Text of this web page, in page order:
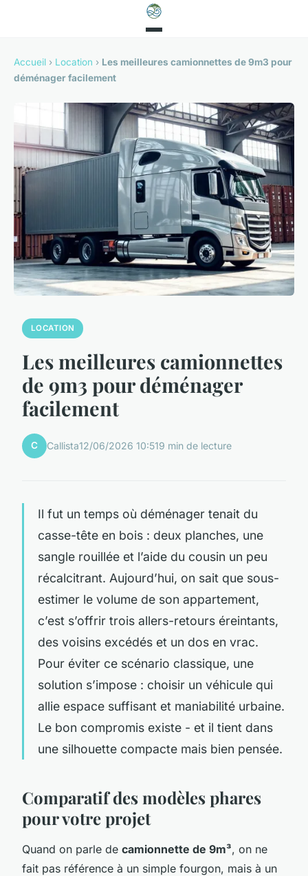
Accueil › Location › Les meilleures camionnettes de 9m3 pour
déménager facilement
LOCATION
Les meilleures camionnettes
de 9m3 pour déménager
facilement
C Callista12/06/2026 10:519 min de lecture
Il fut un temps où déménager tenait du
casse-tête en bois : deux planches, une
sangle rouillée et l’aide du cousin un peu
récalcitrant. Aujourd’hui, on sait que sous-
estimer le volume de son appartement,
c’est s’offrir trois allers-retours éreintants,
des voisins excédés et un dos en vrac.
Pour éviter ce scénario classique, une
solution s’impose : choisir un véhicule qui
allie espace suffisant et maniabilité urbaine.
Le bon compromis existe - et il tient dans
une silhouette compacte mais bien pensée.
Comparatif des modèles phares
pour votre projet
Quand on parle de camionnette de 9m³, on ne
fait pas référence à un simple fourgon, mais à un